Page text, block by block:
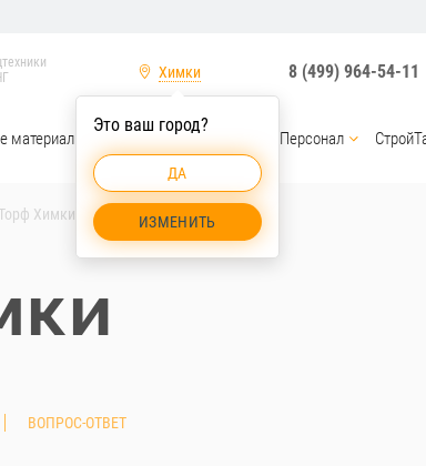
Химки
Это ваш город?
ДА
ИЗМЕНИТЬ
8 (499) 964-54-11
материалы Услуги спецтехники Персонал
Торф Химки Торф Химки
ВОПРОС-ОТВЕТ